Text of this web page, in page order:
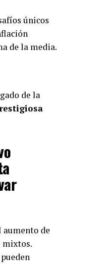
únicos
de la media.
de la
aumento de
mixtos.